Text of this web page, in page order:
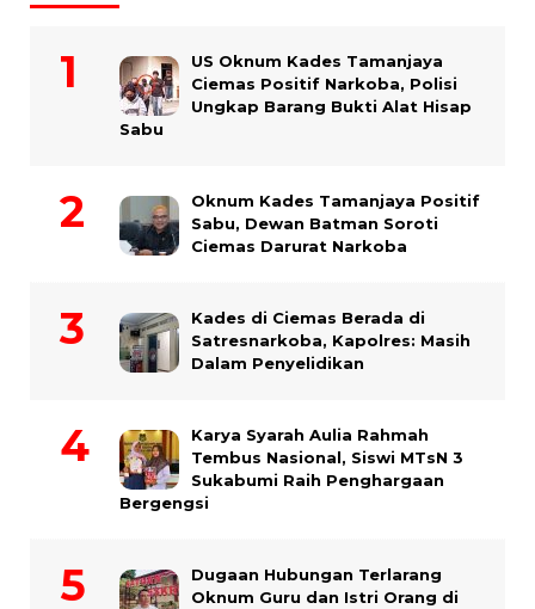
US Oknum Kades Tamanjaya
Ciemas Positif Narkoba, Polisi
Ungkap Barang Bukti Alat Hisap
Sabu
Oknum Kades Tamanjaya Positif
Sabu, Dewan Batman Soroti
Ciemas Darurat Narkoba
Kades di Ciemas Berada di
Satresnarkoba, Kapolres: Masih
Dalam Penyelidikan
Karya Syarah Aulia Rahmah
Tembus Nasional, Siswi MTsN 3
Sukabumi Raih Penghargaan
Bergengsi
Dugaan Hubungan Terlarang
Oknum Guru dan Istri Orang di